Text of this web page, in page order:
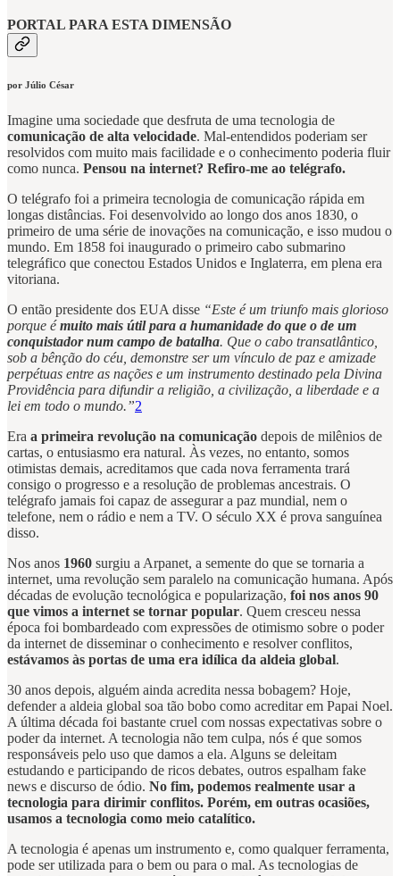
PORTAL PARA ESTA DIMENSÃO
por Júlio César
Imagine uma sociedade que desfruta de uma tecnologia de
comunicação de alta velocidade. Mal-entendidos poderiam ser
resolvidos com muito mais facilidade e o conhecimento poderia fluir
como nunca. Pensou na internet? Refiro-me ao telégrafo.
O telégrafo foi a primeira tecnologia de comunicação rápida em
longas distâncias. Foi desenvolvido ao longo dos anos 1830, o
primeiro de uma série de inovações na comunicação, e isso mudou o
mundo. Em 1858 foi inaugurado o primeiro cabo submarino
telegráfico que conectou Estados Unidos e Inglaterra, em plena era
vitoriana.
O então presidente dos EUA disse “Este é um triunfo mais glorioso
porque émuito mais útil para a humanidade do que o de um
conquistador num campo de batalha. Que o cabo transatlântico,
sob a bênção do céu, demonstre ser um vínculo de paz e amizade
perpétuas entre as nações e um instrumento destinado pela Divina
Providência para difundir a religião, a civilização, a liberdade e a
lei em todo o mundo.”2
Era a primeira revolução na comunicação depois de milênios de
cartas, o entusiasmo era natural. Às vezes, no entanto, somos
otimistas demais, acreditamos que cada nova ferramenta trará
consigo o progresso e a resolução de problemas ancestrais. O
telégrafo jamais foi capaz de assegurar a paz mundial, nem o
telefone, nem o rádio e nem a TV. O século XX é prova sanguínea
disso.
Nos anos 1960 surgiu a Arpanet, a semente do que se tornaria a
internet, uma revolução sem paralelo na comunicação humana. Após
décadas de evolução tecnológica e popularização, foi nos anos 90
que vimos a internet se tornar popular. Quem cresceu nessa
época foi bombardeado com expressões de otimismo sobre o poder
da internet de disseminar o conhecimento e resolver conflitos,
estávamos às portas de uma era idílica da aldeia global.
30 anos depois, alguém ainda acredita nessa bobagem? Hoje,
defender a aldeia global soa tão bobo como acreditar em Papai Noel.
A última década foi bastante cruel com nossas expectativas sobre o
poder da internet. A tecnologia não tem culpa, nós é que somos
responsáveis pelo uso que damos a ela. Alguns se deleitam
estudando e participando de ricos debates, outros espalham fake
news e discurso de ódio. No fim, podemos realmente usar a
tecnologia para dirimir conflitos. Porém, em outras ocasiões,
usamos a tecnologia como meio catalítico.
A tecnologia é apenas um instrumento e, como qualquer ferramenta,
pode ser utilizada para o bem ou para o mal. As tecnologias de